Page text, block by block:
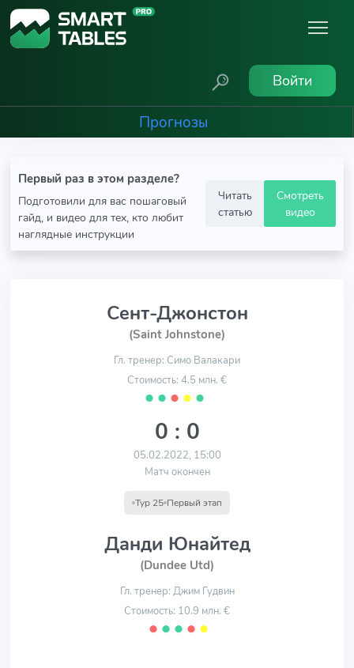
Войти
Прогнозы
Первый раз в этом разделе?
Подготовили для вас пошаговый
гайд, и видео для тех, кто любит
наглядные инструкции
Читать
статью
Смотреть
видео
Сент-Джонстон
(Saint Johnstone)
Гл. тренер: Симо Валакари
Стоимость: 4.5 млн. €
⬤ ⬤ ⬤ ⬤ ⬤
0 : 0
05.02.2022, 15:00
Матч окончен
Тур 25 Первый этап
Данди Юнайтед
(Dundee Utd)
Гл. тренер: Джим Гудвин
Стоимость: 10.9 млн. €
⬤ ⬤ ⬤ ⬤ ⬤